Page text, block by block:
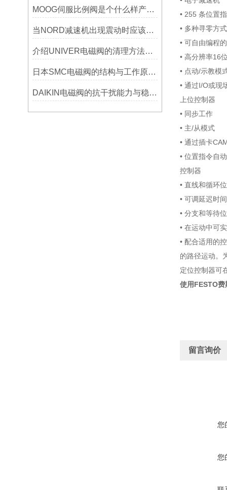
MOOG伺服比例阀是个什么样产品理念介绍
当NORD减速机出现震动时应该怎么做
介绍UNIVER电磁阀的清理方法及使用窍门
日本SMC电磁阀的结构与工作原理的详细介绍
DAIKIN电磁阀的抗干扰能力与稳定性提升
• 255 条位置
• 多种寻零方式
• 可自由编程
• 高分辨率16
• 点动/示教模
• 通过I/O或现
上位控制器
• 同步工作
• 主/从模式
• 通过插卡
• 位置指令自
控制器
• 直线和循环
• 可调延迟时间
• 分支和等待
• 在运动中可
• 配合适用的
的路径运动。
定位控制器可
使用FESTO
留言询价
您
您